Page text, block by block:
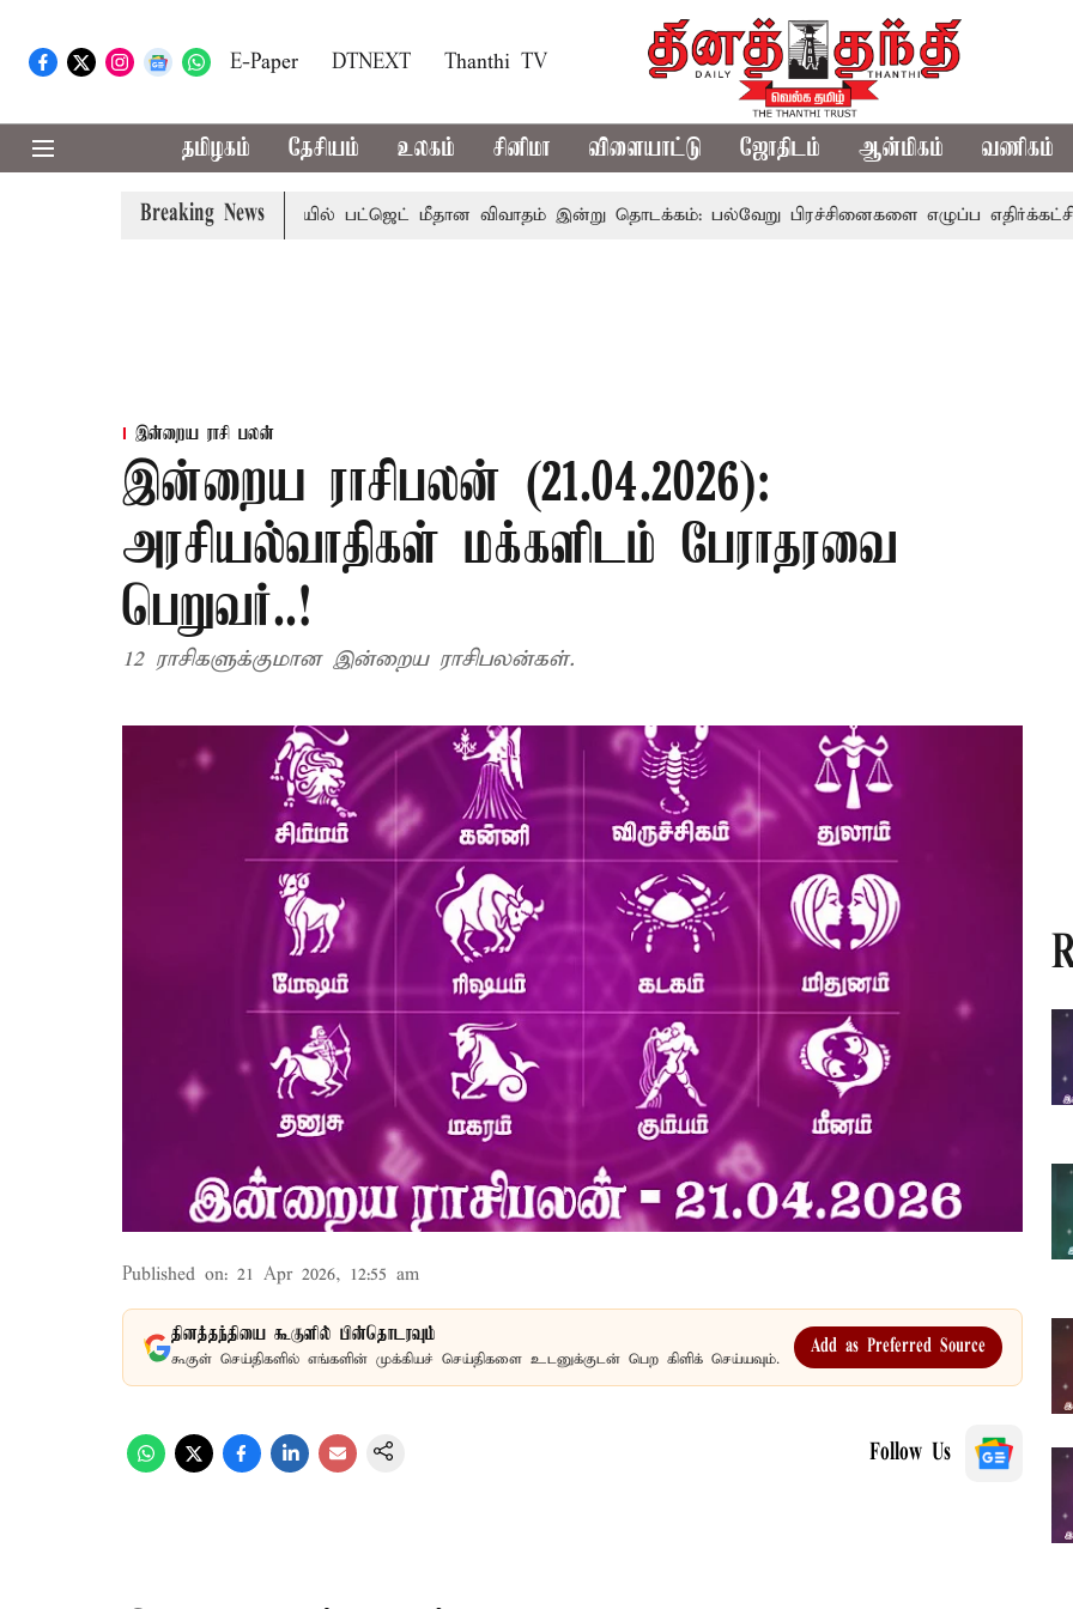
E-Paper DTNEXT Thanthi TV
தமிழகம் தேசியம் உலகம் சினிமா விளையாட்டு ஜோதிடம் ஆன்மிகம் வணிகம்
Breaking News
சட்டசபையில் பட்ஜெட் மீதான விவாதம் இன்று தொடக்கம்: பல்வேறு பிரச்சினைகளை எழுப்ப எதிர்க்கட்சிகள்
இன்றைய ராசி பலன்
இன்றைய ராசிபலன் (21.04.2026):
அரசியல்வாதிகள் மக்களிடம் பேராதரவை
பெறுவர்..!
12 ராசிகளுக்குமான இன்றைய ராசிபலன்கள்.
Published on: 21 Apr 2026, 12:55 am
தினத்தந்தியை கூகுளில் பின்தொடரவும்
கூகுள் செய்திகளில் எங்களின் முக்கியச் செய்திகளை உடனுக்குடன் பெற கிளிக் செய்யவும்.
Add as Preferred Source
Follow Us